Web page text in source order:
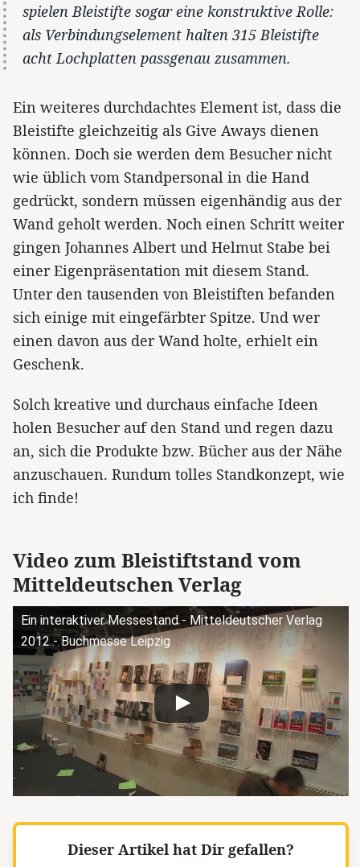
spielen Bleistifte sogar eine konstruktive Rolle:
als Verbindungselement halten 315 Bleistifte
acht Lochplatten passgenau zusammen.
Ein weiteres durchdachtes Element ist, dass die
Bleistifte gleichzeitig als Give Aways dienen
können. Doch sie werden dem Besucher nicht
wie üblich vom Standpersonal in die Hand
gedrückt, sondern müssen eigenhändig aus der
Wand geholt werden. Noch einen Schritt weiter
gingen Johannes Albert und Helmut Stabe bei
einer Eigenpräsentation mit diesem Stand.
Unter den tausenden von Bleistiften befanden
sich einige mit eingefärbter Spitze. Und wer
einen davon aus der Wand holte, erhielt ein
Geschenk.
Solch kreative und durchaus einfache Ideen
holen Besucher auf den Stand und regen dazu
an, sich die Produkte bzw. Bücher aus der Nähe
anzuschauen. Rundum tolles Standkonzept, wie
ich finde!
Video zum Bleistiftstand vom
Mitteldeutschen Verlag
Ein interaktiver Messestand - Mitteldeutscher Verlag
2012 - Buchmesse Leipzig
Dieser Artikel hat Dir gefallen?